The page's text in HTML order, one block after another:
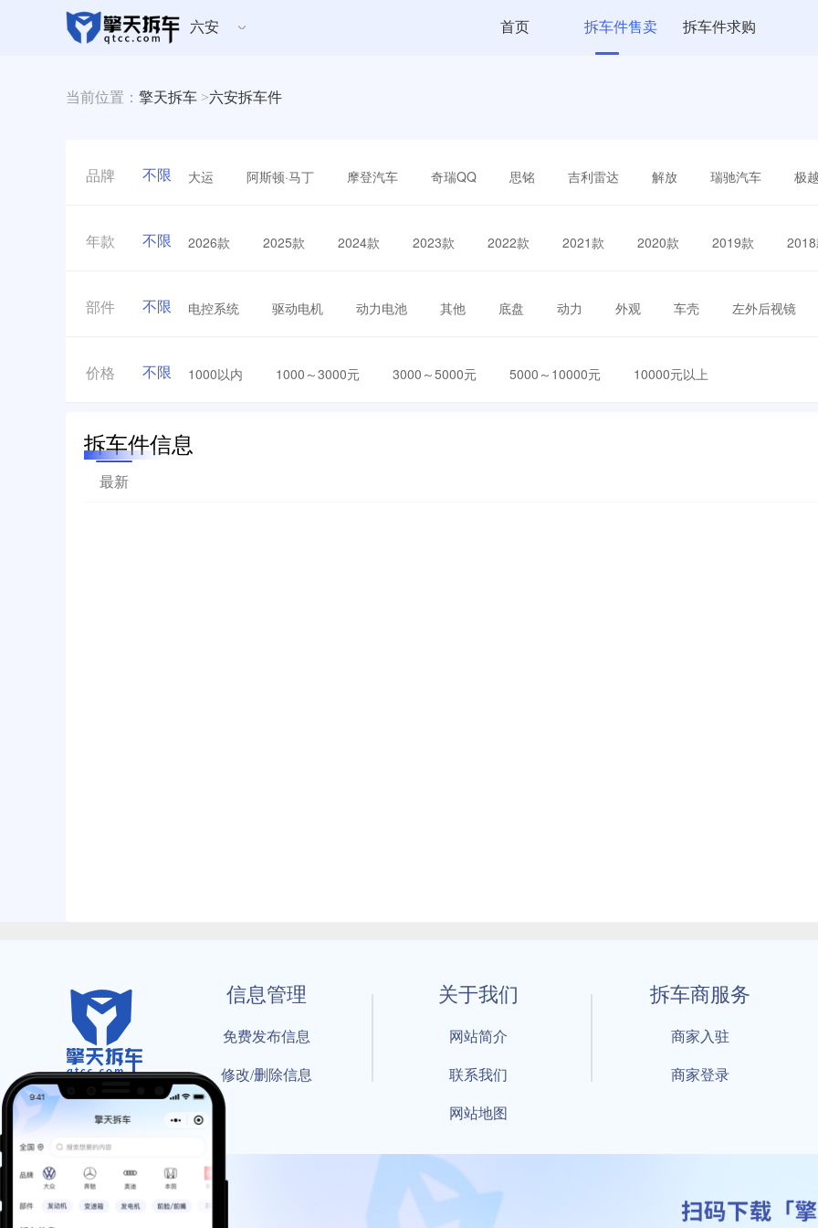
六安 首页 拆车件售卖 拆车件求购
当前位置： 擎天拆车 >六安拆车件
品牌 不限 大运 阿斯顿·马丁 摩登汽车 奇瑞QQ 思铭 吉利雷达 解放 瑞驰汽车 极
年款 不限 2026款 2025款 2024款 2023款 2022款 2021款 2020款 2019款
部件 不限 电控系统 驱动电机 动力电池 其他 底盘 动力 外观 车壳 左外后视镜
价格 不限 1000以内 1000～3000元 3000～5000元 5000～10000元 10000元以上
拆车件信息
最新
信息管理
免费发布信息
修改/删除信息
关于我们
网站简介
联系我们
网站地图
拆车商服务
商家入驻
商家登录
© 2021 By 擎天拆车-买卖拆车件，擎天拆车好省快 All Rights Reserved
工信部备案号：鲁ICP备18021004号-17 公安部备案号： 鲁公网安备